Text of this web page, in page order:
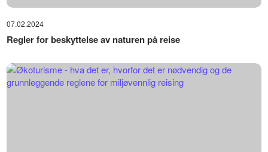
07.02.2024
Regler for beskyttelse av naturen på reise